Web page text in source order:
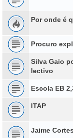
Por onde é
Procuro
Silva Gaio
lectivo
Escola EB
ITAP
Jaime